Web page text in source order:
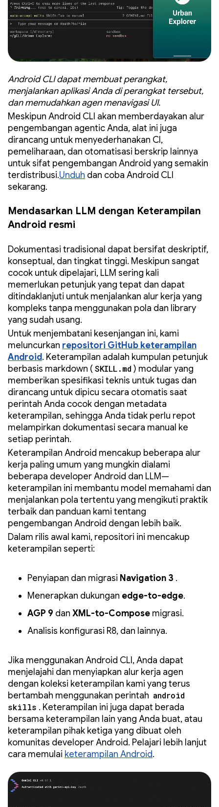
Android CLI dapat membuat perangkat,
menjalankan aplikasi Anda di perangkat tersebut,
dan memudahkan agen menavigasi UI.
Meskipun Android CLI akan memberdayakan alur
pengembangan agentic Anda, alat ini juga
dirancang untuk menyederhanakan CI,
pemeliharaan, dan otomatisasi berskrip lainnya
untuk sifat pengembangan Android yang semakin
terdistribusi.Unduh dan coba Android CLI
sekarang.
Mendasarkan LLM dengan Keterampilan
Android resmi
Dokumentasi tradisional dapat bersifat deskriptif,
konseptual, dan tingkat tinggi. Meskipun sangat
cocok untuk dipelajari, LLM sering kali
memerlukan petunjuk yang tepat dan dapat
ditindaklanjuti untuk menjalankan alur kerja yang
kompleks tanpa menggunakan pola dan library
yang sudah usang.
Untuk menjembatani kesenjangan ini, kami
meluncurkan repositori GitHub keterampilan
Android. Keterampilan adalah kumpulan petunjuk
berbasis markdown ( SKILL.md ) modular yang
memberikan spesifikasi teknis untuk tugas dan
dirancang untuk dipicu secara otomatis saat
perintah Anda cocok dengan metadata
keterampilan, sehingga Anda tidak perlu repot
melampirkan dokumentasi secara manual ke
setiap perintah.
Keterampilan Android mencakup beberapa alur
kerja paling umum yang mungkin dialami
beberapa developer Android dan LLM—
keterampilan ini membantu model memahami dan
menjalankan pola tertentu yang mengikuti praktik
terbaik dan panduan kami tentang
pengembangan Android dengan lebih baik.
Dalam rilis awal kami, repositori ini mencakup
keterampilan seperti:
Penyiapan dan migrasi Navigation 3 .
Menerapkan dukungan edge-to-edge.
AGP 9 dan XML-to-Compose migrasi.
Analisis konfigurasi R8, dan lainnya.
Jika menggunakan Android CLI, Anda dapat
menjelajahi dan menyiapkan alur kerja agen
dengan koleksi keterampilan kami yang terus
bertambah menggunakan perintah android
skills . Keterampilan ini juga dapat berada
bersama keterampilan lain yang Anda buat, atau
keterampilan pihak ketiga yang dibuat oleh
komunitas developer Android. Pelajari lebih lanjut
cara memulai keterampilan Android.